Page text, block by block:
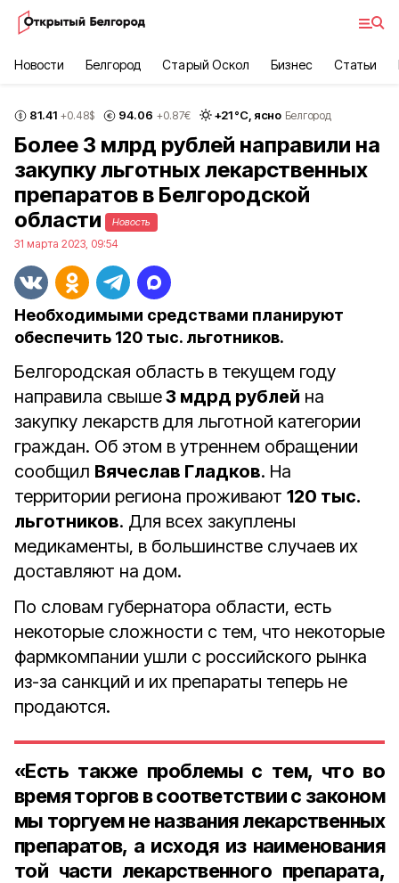
Новости Белгород Старый Оскол Бизнес Статьи
81.41 +0.48$ 94.06 +0.87€ +21°С, ясно Белгород
Более 3 млрд рублей направили на
закупку льготных лекарственных
препаратов в Белгородской
области
Новость
31 марта 2023, 09:54
Необходимыми средствами планируют
обеспечить 120 тыс. льготников.
Белгородская область в текущем году
направила свыше3 мдрд рублей на
закупку лекарств для льготной категории
граждан. Об этом в утреннем обращении
сообщил Вячеслав Гладков. На
территории региона проживают 120 тыс.
льготников. Для всех закуплены
медикаменты, в большинстве случаев их
доставляют на дом.
По словам губернатора области, есть
некоторые сложности с тем, что некоторые
фармкомпании ушли с российского рынка
из-за санкций и их препараты теперь не
продаются.
«Есть также проблемы с тем, что во
время торгов в соответствии с законом
мы торгуем не названия лекарственных
препаратов, а исходя из наименования
той части лекарственного препарата,